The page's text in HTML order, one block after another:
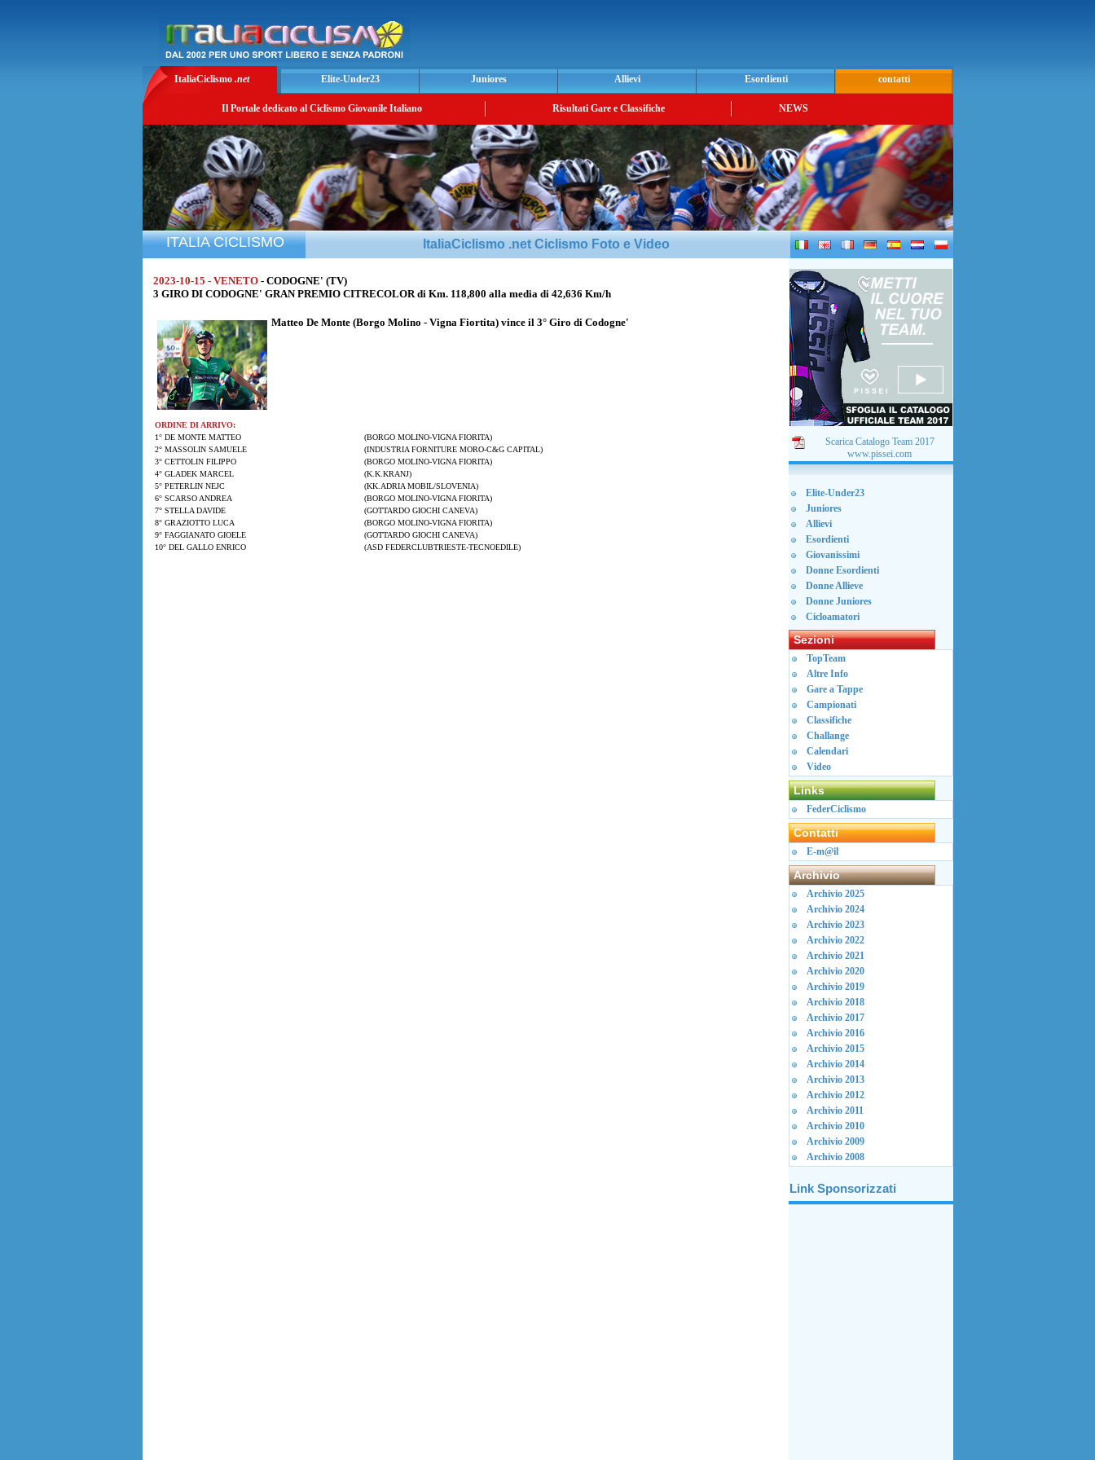
ItaliaCiclismo .net Elite-Under23 Juniores Allievi Esordienti contatti
Il Portale dedicato al Ciclismo Giovanile Italiano Risultati Gare e Classifiche NEWS
ITALIA CICLISMO ItaliaCiclismo .net Ciclismo Foto e Video
2023-10-15 - VENETO - CODOGNE' (TV)
3 GIRO DI CODOGNE' GRAN PREMIO CITRECOLOR di Km. 118,800 alla media di 42,636 Km/h
Matteo De Monte (Borgo Molino - Vigna Fiortita) vince il 3° Giro di Codogne'
ORDINE DI ARRIVO:
1° DE MONTE MATTEO
(BORGO MOLINO-VIGNA FIORITA)
2° MASSOLIN SAMUELE
(INDUSTRIA FORNITURE MORO-C&G CAPITAL)
3° CETTOLIN FILIPPO
(BORGO MOLINO-VIGNA FIORITA)
4° GLADEK MARCEL
(K.K.KRANJ)
5° PETERLIN NEJC
(KK.ADRIA MOBIL/SLOVENIA)
6° SCARSO ANDREA
(BORGO MOLINO-VIGNA FIORITA)
7° STELLA DAVIDE
(GOTTARDO GIOCHI CANEVA)
8° GRAZIOTTO LUCA
(BORGO MOLINO-VIGNA FIORITA)
9° FAGGIANATO GIOELE
(GOTTARDO GIOCHI CANEVA)
10° DEL GALLO ENRICO
(ASD FEDERCLUBTRIESTE-TECNOEDILE)
Scarica Catalogo Team 2017
www.pissei.com
Elite-Under23
Juniores
Allievi
Esordienti
Giovanissimi
Donne Esordienti
Donne Allieve
Donne Juniores
Cicloamatori
Sezioni
TopTeam
Altre Info
Gare a Tappe
Campionati
Classifiche
Challange
Calendari
Video
Links
FederCiclismo
Contatti
E-m@il
Archivio
Archivio 2025
Archivio 2024
Archivio 2023
Archivio 2022
Archivio 2021
Archivio 2020
Archivio 2019
Archivio 2018
Archivio 2017
Archivio 2016
Archivio 2015
Archivio 2014
Archivio 2013
Archivio 2012
Archivio 2011
Archivio 2010
Archivio 2009
Archivio 2008
Link Sponsorizzati